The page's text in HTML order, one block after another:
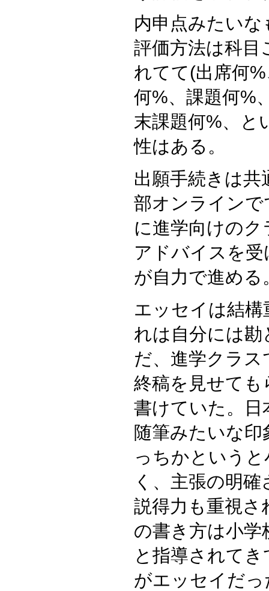
内申点みたい
評価方法は科目
れてて(出席何
何%、課題何%
末課題何%、と
性はある。
出願手続きは
部オンライン
に進学向けの
アドバイスを
が自力で進める
エッセイは結
れは自分には
だ、進学クラ
終稿を見せて
書けていた。
随筆みたいな
っちかという
く、主張の明
説得力も重視
の書き方は小
と指導されて
がエッセイだ